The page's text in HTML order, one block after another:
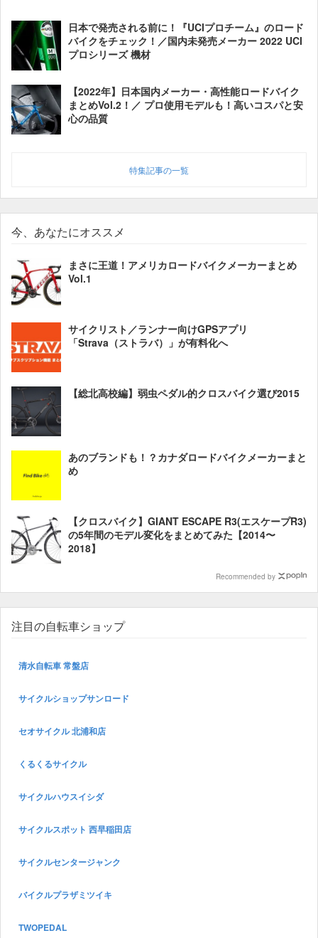
日本で発売される前に！『UCIプロチーム』のロード
バイクをチェック！／国内未発売メーカー 2022 UCI
プロシリーズ 機材
【2022年】日本国内メーカー・高性能ロードバイク
まとめVol.2！／ プロ使用モデルも！高いコスパと安
心の品質
特集記事の一覧
今、あなたにオススメ
まさに王道！アメリカロードバイクメーカーまとめ
Vol.1
サイクリスト／ランナー向けGPSアプリ
「Strava（ストラバ）」が有料化へ
【総北高校編】弱虫ペダル的クロスバイク選び2015
あのブランドも！？カナダロードバイクメーカーまと
め
【クロスバイク】GIANT ESCAPE R3(エスケープR3)
の5年間のモデル変化をまとめてみた【2014〜
2018】
Recommended by
注目の自転車ショップ
清水自転車 常盤店
サイクルショップサンロード
セオサイクル 北浦和店
くるくるサイクル
サイクルハウスイシダ
サイクルスポット 西早稲田店
サイクルセンタージャンク
バイクルプラザミツイキ
TWOPEDAL